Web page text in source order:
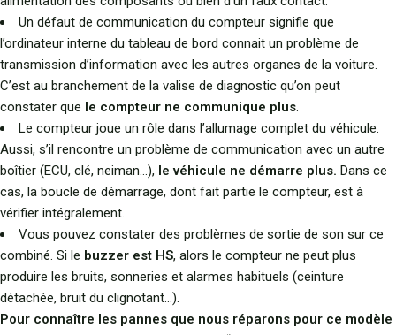
Un défaut de communication du compteur signifie que
l’ordinateur interne du tableau de bord connait un problème de
transmission d’information avec les autres organes de la voiture.
C’est au branchement de la valise de diagnostic qu’on peut
constater que le compteur ne communique plus.
Le compteur joue un rôle dans l’allumage complet du véhicule.
Aussi, s’il rencontre un problème de communication avec un autre
boîtier (ECU, clé, neiman…), le véhicule ne démarre plus. Dans ce
cas, la boucle de démarrage, dont fait partie le compteur, est à
vérifier intégralement.
Vous pouvez constater des problèmes de sortie de son sur ce
combiné. Si le buzzer est HS, alors le compteur ne peut plus
produire les bruits, sonneries et alarmes habituels (ceinture
détachée, bruit du clignotant…).
Pour connaître les pannes que nous réparons pour ce modèle